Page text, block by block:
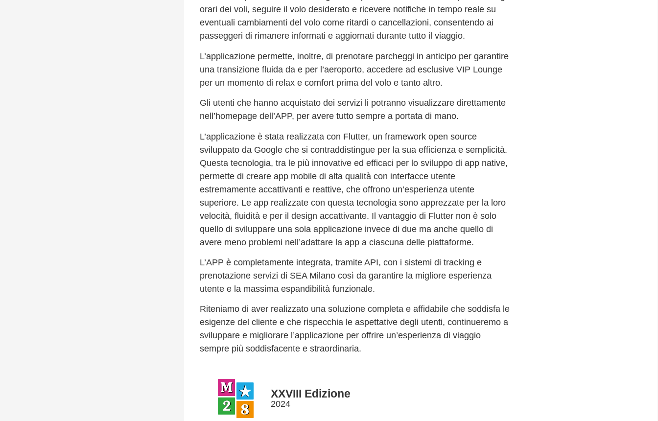
una soluzione che non solo
risponde alle esigenze attuali ma
che è anche proiettata verso il
orari dei voli, seguire il volo desiderato e ricevere notifiche in tempo reale su
eventuali cambiamenti del volo come ritardi o cancellazioni, consentendo ai
passeggeri di rimanere informati e aggiornati durante tutto il viaggio.
L’applicazione permette, inoltre, di prenotare parcheggi in anticipo per garantire
una transizione fluida da e per l’aeroporto, accedere ad esclusive VIP Lounge
per un momento di relax e comfort prima del volo e tanto altro.
Gli utenti che hanno acquistato dei servizi li potranno visualizzare direttamente
nell’homepage dell’APP, per avere tutto sempre a portata di mano.
L’applicazione è stata realizzata con Flutter, un framework open source
sviluppato da Google che si contraddistingue per la sua efficienza e semplicità.
Questa tecnologia, tra le più innovative ed efficaci per lo sviluppo di app native,
permette di creare app mobile di alta qualità con interfacce utente
estremamente accattivanti e reattive, che offrono un’esperienza utente
superiore. Le app realizzate con questa tecnologia sono apprezzate per la loro
velocità, fluidità e per il design accattivante. Il vantaggio di Flutter non è solo
quello di sviluppare una sola applicazione invece di due ma anche quello di
avere meno problemi nell’adattare la app a ciascuna delle piattaforme.
L’APP è completamente integrata, tramite API, con i sistemi di tracking e
prenotazione servizi di SEA Milano così da garantire la migliore esperienza
utente e la massima espandibilità funzionale.
Riteniamo di aver realizzato una soluzione completa e affidabile che soddisfa le
esigenze del cliente e che rispecchia le aspettative degli utenti, continueremo a
sviluppare e migliorare l’applicazione per offrire un’esperienza di viaggio
sempre più soddisfacente e straordinaria.
XXVIII Edizione
2024